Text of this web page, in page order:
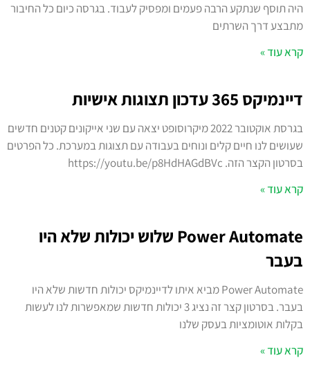
היה תוסף שנתקע הרבה פעמים ומפסיק לעבוד. בגרסה כיום כל החיבור
מתבצע דרך השרתים
קרא עוד »
דיינמיקס 365 עדכון תצוגות אישיות
בגרסת אוקטובר 2022 מיקרוסופט יצאה עם שני אייקונים קטנים חדשים
שעושים לנו חיים קלים ונוחים בעבודה עם תצוגות במערכת. כל הפרטים
בסרטון הקצר הזה. https://youtu.be/p8HdHAGdBVc
קרא עוד »
Power Automate שלוש יכולות שלא היו
בעבר
Power Automate מביא איתו לדיינמיקס יכולות חדשות שלא היו
בעבר. בסרטון קצר זה נציג 3 יכולות חדשות שמאפשרות לנו לעשות
בקלות אוטומציות בעסק שלנו
קרא עוד »